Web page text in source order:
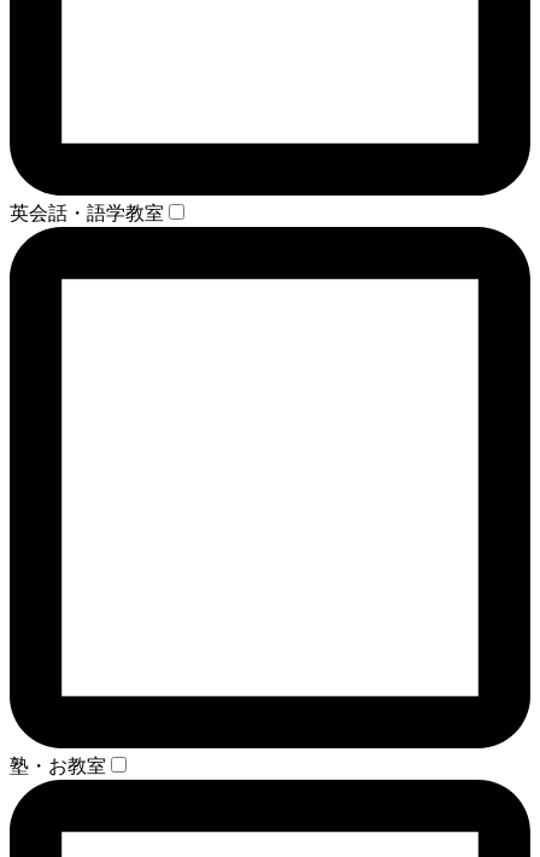
英会話・語学教室
塾・お教室